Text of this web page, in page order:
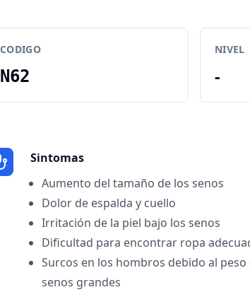
CODIGO
N62
NIVEL
-
Sintomas
Aumento del tamaño de los senos
Dolor de espalda y cuello
Irritación de la piel bajo los senos
Dificultad para encontrar ropa
Surcos en los hombros debido al peso
senos grandes